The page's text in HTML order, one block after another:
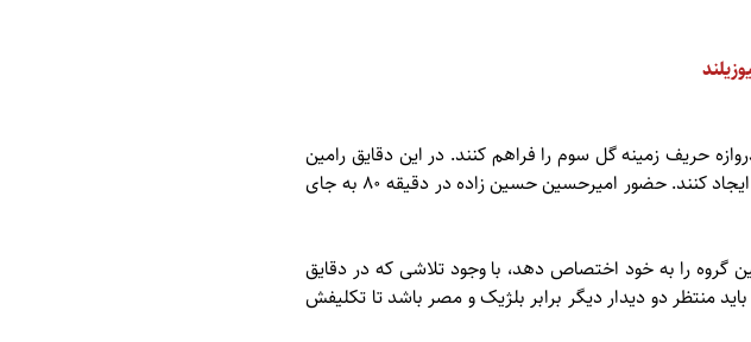
شدن به دروازه حریف زمینه گل سوم را فراهم کنند. در این دقایق رامین
رضاییان از راست و مهدی قایدی از چپ تلاش کردند تا موقعیت های گلزنی ایجاد کنند. حضور امیرحسین حسین زاده در دقیقه ۸۰ به جای
گروه را به خود اختصاص دهد، با وجود تلاشی که در دقایق
منتظر دو دیدار دیگر برابر بلژیک و مصر باشد تا تکلیفش